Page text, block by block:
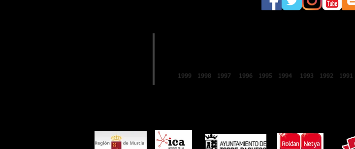
1999 1998 1997 1996 1995 1994 1993 1992 1991